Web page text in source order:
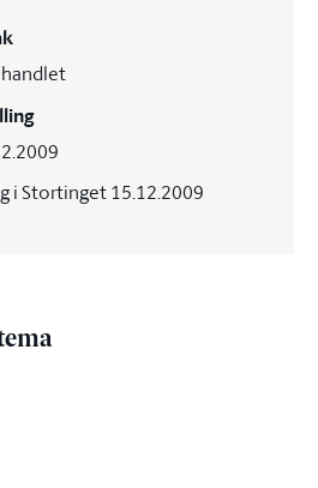
i Stortinget 15.12.2009